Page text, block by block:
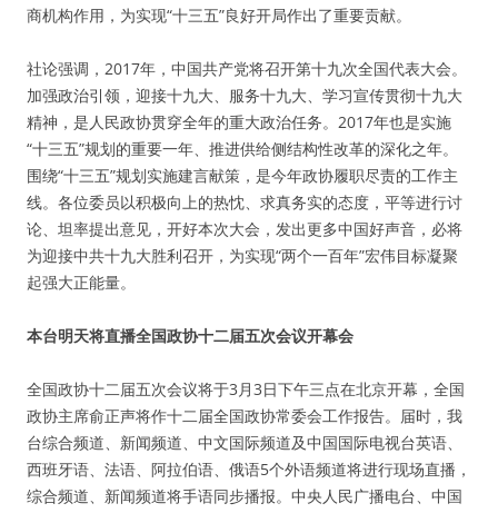
商机构作用，为实现“十三五”良好开局作出了重要贡献。
社论强调，2017年，中国共产党将召开第十九次全国代表大会。
加强政治引领，迎接十九大、服务十九大、学习宣传贯彻十九大
精神，是人民政协贯穿全年的重大政治任务。2017年也是实施
“十三五”规划的重要一年、推进供给侧结构性改革的深化之年。
围绕“十三五”规划实施建言献策，是今年政协履职尽责的工作主
线。各位委员以积极向上的热忱、求真务实的态度，平等进行讨
论、坦率提出意见，开好本次大会，发出更多中国好声音，必将
为迎接中共十九大胜利召开，为实现“两个一百年”宏伟目标凝聚
起强大正能量。
本台明天将直播全国政协十二届五次会议开幕会
全国政协十二届五次会议将于3月3日下午三点在北京开幕，全国
政协主席俞正声将作十二届全国政协常委会工作报告。届时，我
台综合频道、新闻频道、中文国际频道及中国国际电视台英语、
西班牙语、法语、阿拉伯语、俄语5个外语频道将进行现场直播，
综合频道、新闻频道将手语同步播报。中央人民广播电台、中国